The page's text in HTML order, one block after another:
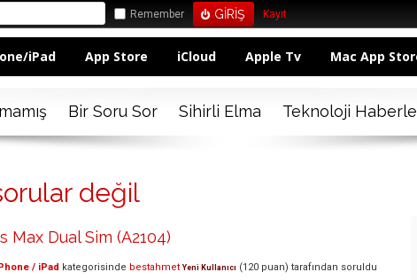
Remember Kayıt
iPad App Store iCloud Apple Tv Mac App
Bir Soru Sor Sihirli Elma Teknoloji
değil
Max Dual Sim (A2104)
/ iPad kategorisinde bestahmet Yeni Kullanıcı (120 puan) tarafından soruldu